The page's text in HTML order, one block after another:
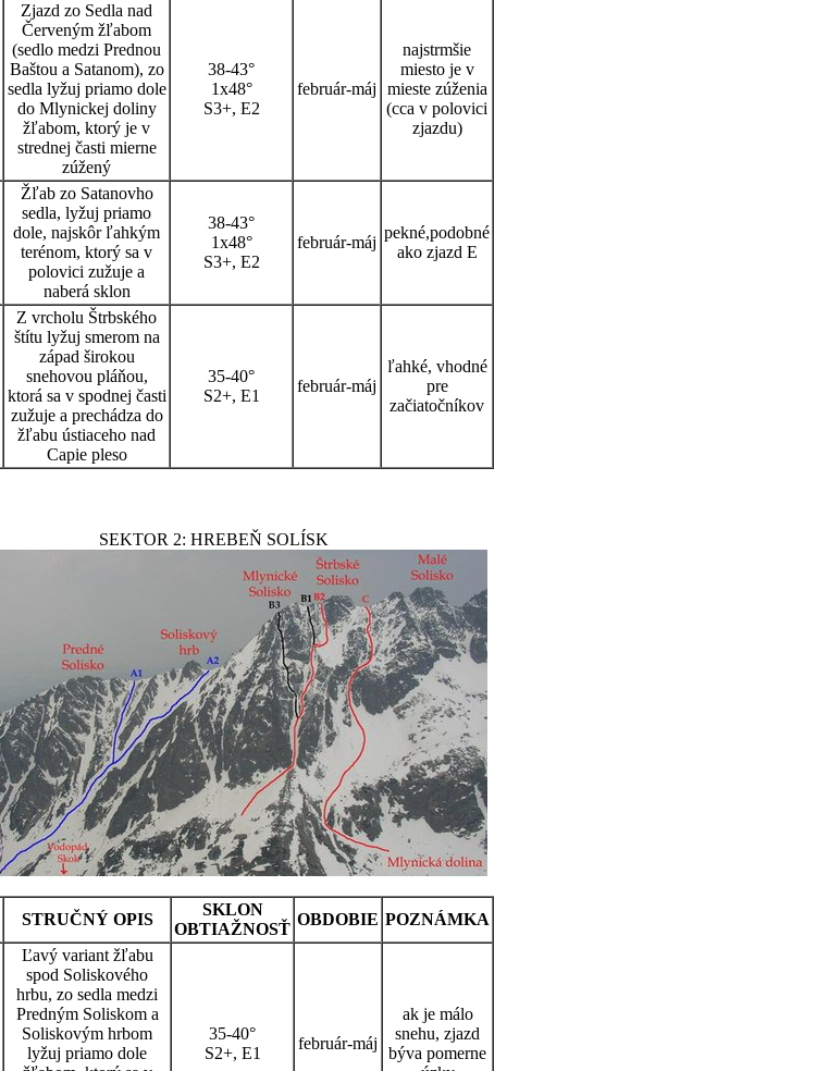
Zjazd zo Sedla nad
Červeným žľabom
(sedlo medzi Prednou
Baštou a Satanom), zo
sedla lyžuj priamo dole
do Mlynickej doliny
žľabom, ktorý je v
strednej časti mierne
zúžený
38-43°
1x48°
S3+, E2
február-máj
najstrmšie
miesto je v
mieste zúženia
(cca v polovici
zjazdu)
Žľab zo Satanovho
sedla, lyžuj priamo
dole, najskôr ľahkým
terénom, ktorý sa v
polovici zužuje a
naberá sklon
38-43°
1x48°
S3+, E2
február-máj
pekné,podobné
ako zjazd E
Z vrcholu Štrbského
štítu lyžuj smerom na
západ širokou
snehovou pláňou,
ktorá sa v spodnej časti
zužuje a prechádza do
žľabu ústiaceho nad
Capie pleso
35-40°
S2+, E1
február-máj
ľahké, vhodné
pre
začiatočníkov
SEKTOR 2: HREBEŇ SOLÍSK
STRUČNÝ OPIS
SKLON
OBTIAŽNOSŤ
OBDOBIE POZNÁMKA
Ľavý variant žľabu
spod Soliskového
hrbu, zo sedla medzi
Predným Soliskom a
Soliskovým hrbom
lyžuj priamo dole
35-40°
S2+, E1
február-máj
ak je málo
snehu, zjazd
býva pomerne